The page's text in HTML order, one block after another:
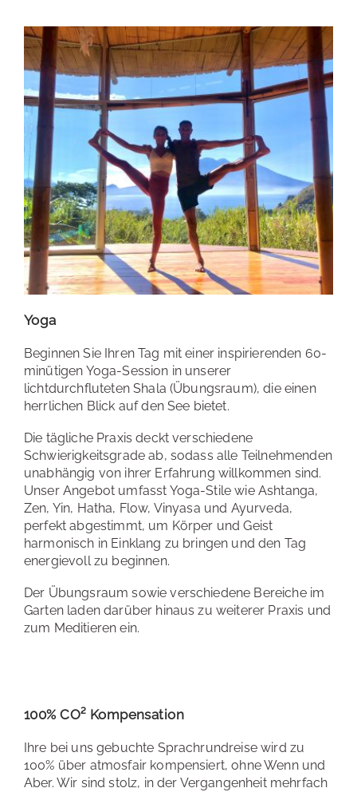
Yoga
Beginnen Sie Ihren Tag mit einer inspirierenden 60-
minütigen Yoga-Session in unserer
lichtdurchfluteten Shala (Übungsraum), die einen
herrlichen Blick auf den See bietet.
Die tägliche Praxis deckt verschiedene
Schwierigkeitsgrade ab, sodass alle Teilnehmenden
unabhängig von ihrer Erfahrung willkommen sind.
Unser Angebot umfasst Yoga-Stile wie Ashtanga,
Zen, Yin, Hatha, Flow, Vinyasa und Ayurveda,
perfekt abgestimmt, um Körper und Geist
harmonisch in Einklang zu bringen und den Tag
energievoll zu beginnen.
Der Übungsraum sowie verschiedene Bereiche im
Garten laden darüber hinaus zu weiterer Praxis und
zum Meditieren ein.
100% CO² Kompensation
Ihre bei uns gebuchte Sprachrundreise wird zu
100% über atmosfair kompensiert, ohne Wenn und
Aber. Wir sind stolz, in der Vergangenheit mehrfach